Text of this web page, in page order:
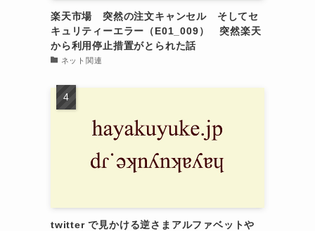
楽天市場 突然の注文キャンセル そしてセ
キュリティーエラー（E01_009） 突然楽天
から利用停止措置がとられた話
ネット関連
twitter で見かける逆さまアルファベットや